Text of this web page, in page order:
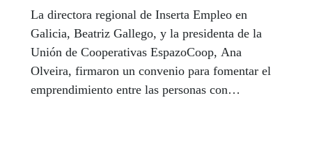
La directora regional de Inserta Empleo en
Galicia, Beatriz Gallego, y la presidenta de la
Unión de Cooperativas EspazoCoop, Ana
Olveira, firmaron un convenio para fomentar el
emprendimiento entre las personas con